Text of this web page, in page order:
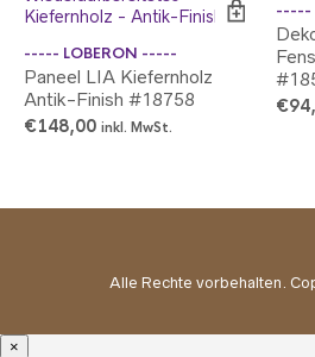
----- LOBERON -----
Paneel LIA Kiefernholz
Antik-Finish #18758
€148,00 inkl. MwSt.
-----
€
Alle Rechte vorbehalten.
×